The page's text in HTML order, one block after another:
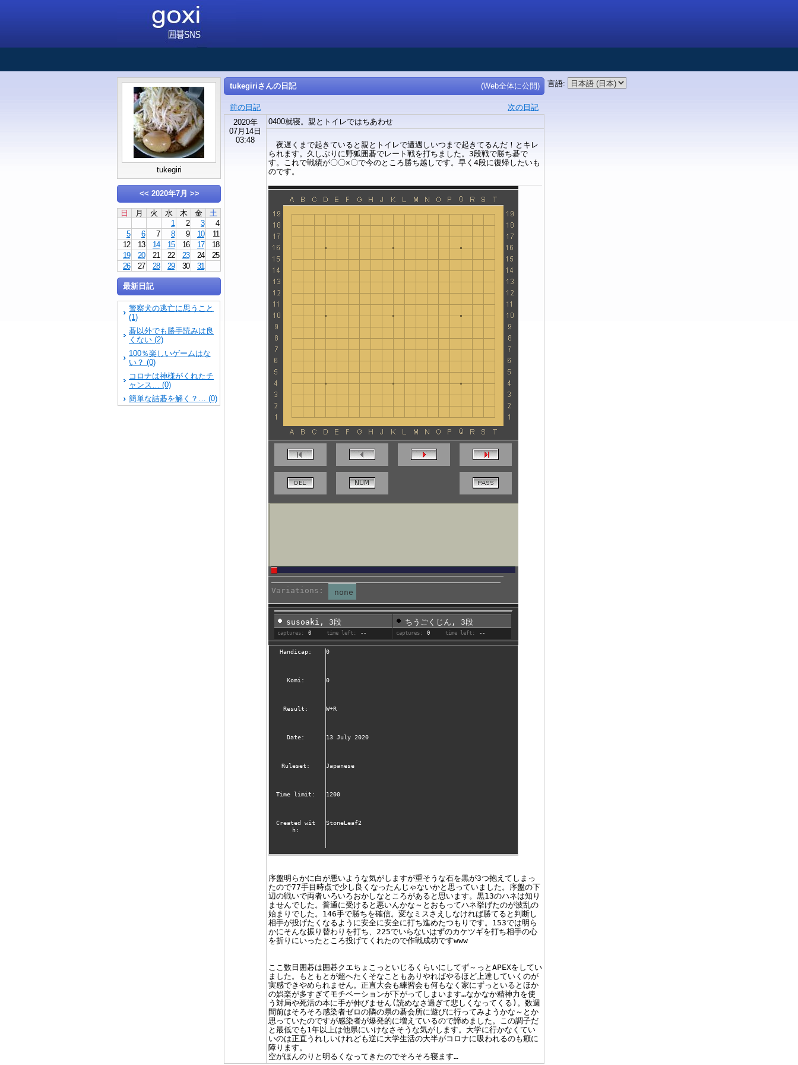
tukegiri
<< 2020年7月 >>
日 月 火 水 木 金
土
1
2 3
4
5
6 7 8 9 10
11
12
13 14 15 16 17
18
19
20 21 22 23 24
25
26
27 28 29 30 31
最新日記
警察犬の逃亡に思うこと
(1)
碁以外でも勝手読みは良
くない (2)
100％楽しいゲームはな
い？ (0)
コロナは神様がくれたチ
ャンス… (0)
簡単な詰碁を解く？… (0)
tukegiriさんの日記 (Web全体に公開)
前の日記
次の日記
2020年
07月14日
03:48
0400就寝。親とトイレではちあわせ
夜遅くまで起きていると親とトイレで遭遇しいつまで起きてるんだ！とキレ
られます。久しぶりに野狐囲碁でレート戦を打ちました。3段戦で勝ち碁で
す。これで戦績が〇〇×〇で今のところ勝ち越しです。早く4段に復帰したいも
のです。
Variations: none
susoaki, 3段
captures: 0 time left: --
ちうごくじん, 3段
captures: 0 time left: --
Handicap: 0
Komi: 0
Result: W+R
Date: 13 July 2020
Ruleset: Japanese
Time limit: 1200
Created wit
h:
StoneLeaf2
序盤明らかに白が悪いような気がしますが重そうな石を黒が3つ抱えてしまっ
たので77手目時点で少し良くなったんじゃないかと思っていました。序盤の下
辺の戦いで両者いろいろおかしなところがあると思います。黒13のハネは知り
ませんでした。普通に受けると悪いんかな～とおもってハネ挙げたのが波乱の
始まりでした。146手で勝ちを確信。変なミスさえしなければ勝てると判断し
相手が投げたくなるように安全に安全に打ち進めたつもりです。153では明ら
かにそんな振り替わりを打ち、225でいらないはずのカケツギを打ち相手の心
を折りにいったところ投げてくれたので作戦成功ですwww
ここ数日囲碁は囲碁クエちょこっといじるくらいにしてず～っとAPEXをしてい
ました。もともとが超へたくそなこともありやればやるほど上達していくのが
実感できやめられません。正直大会も練習会も何もなく家にずっといるとほか
の娯楽が多すぎてモチベーションが下がってしまいます…なかなか精神力を使
う対局や死活の本に手が伸びません(読めなさ過ぎて悲しくなってくる)。数週
間前はそろそろ感染者ゼロの隣の県の碁会所に遊びに行ってみようかな～とか
思っていたのですが感染者が爆発的に増えているので諦めました。この調子だ
と最低でも1年以上は他県にいけなさそうな気がします。大学に行かなくてい
いのは正直うれしいけれども逆に大学生活の大半がコロナに吸われるのも癪に
障ります。
空がほんのりと明るくなってきたのでそろそろ寝ます…
言語: